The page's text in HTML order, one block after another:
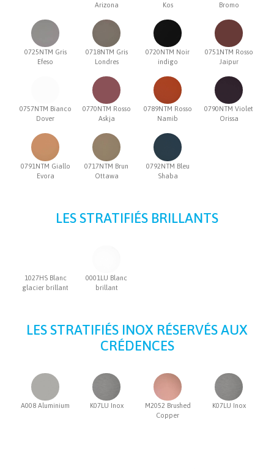
Arizona
Kos
Bromo
0725NTM Gris
Efeso
0718NTM Gris
Londres
0720NTM Noir
indigo
0751NTM Rosso
Jaipur
0757NTM Bianco
Dover
0770NTM Rosso
Askja
0789NTM Rosso
Namib
0790NTM Violet
Orissa
0791NTM Giallo
Evora
0717NTM Brun
Ottawa
0792NTM Bleu
Shaba
LES STRATIFIÉS BRILLANTS
1027HS Blanc
glacier brillant
0001LU Blanc
brillant
LES STRATIFIÉS INOX RÉSERVÉS AUX
CRÉDENCES
A008 Aluminium K07LU Inox
M2052 Brushed
Copper
K07LU Inox